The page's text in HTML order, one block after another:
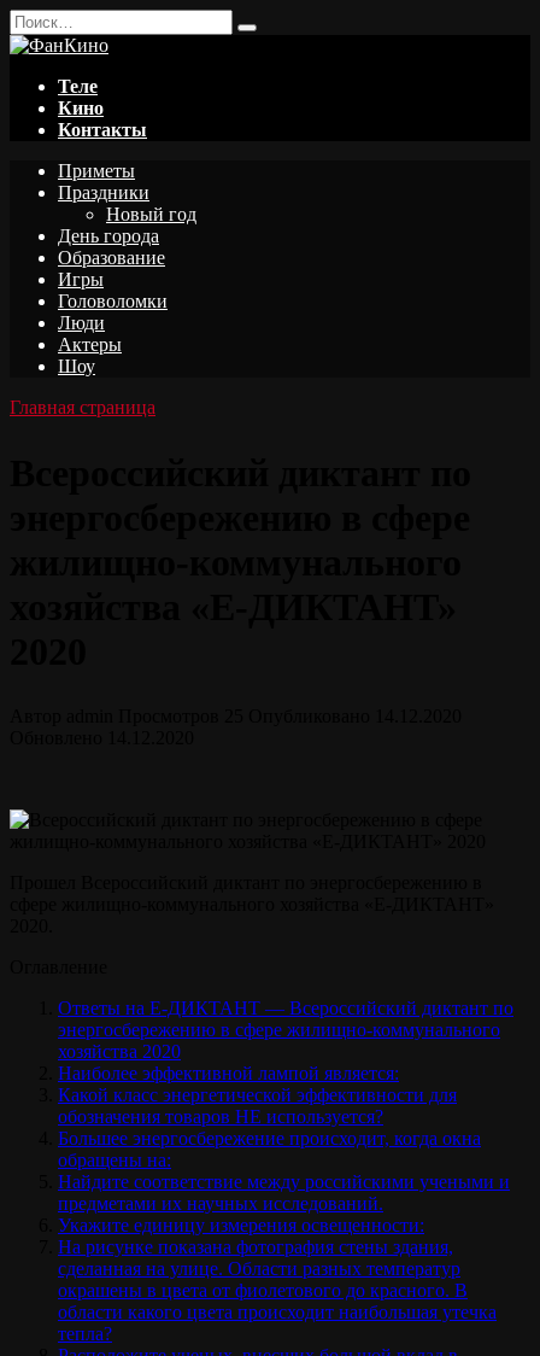
Перейти
к
Search
for:
Теле
Кино
Контакты
Приметы
Праздники
Новый год
День города
Образование
Игры
Головоломки
Люди
Актеры
Шоу
Главная страница
Ответы на E-ДИКТАНТ — Всероссийский диктант по
энергосбережению в сфере жилищно-коммунального
хозяйства 2020
Наиболее эффективной лампой является:
Какой класс энергетической эффективности для
обозначения товаров НЕ используется?
Большее энергосбережение происходит, когда окна
обращены на:
Найдите соответствие между российскими учеными и
предметами их научных исследований.
Укажите единицу измерения освещенности:
На рисунке показана фотография стены здания,
сделанная на улице. Области разных температур
окрашены в цвета от фиолетового до красного. В
области какого цвета происходит наибольшая утечка
тепла?